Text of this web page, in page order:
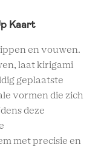
Kaart
en vouwen.
laat kirigami
geplaatste
vormen die zich
deze
met precisie en